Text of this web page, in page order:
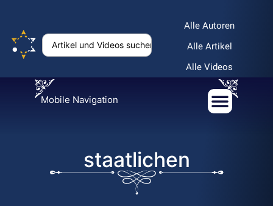
Alle Autoren
Alle Artikel
Alle Videos
Mobile Navigation
staatlichen